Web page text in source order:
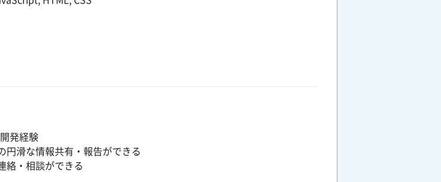
発経験
円滑な情報共有・報告ができる
絡・相談ができる